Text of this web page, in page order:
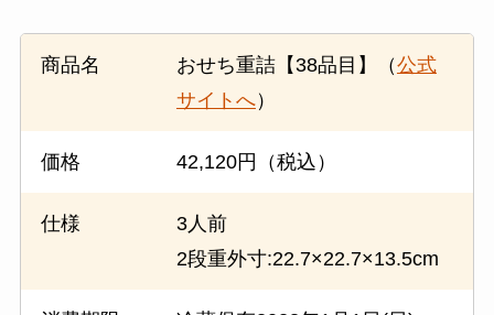
商品名 おせち重詰【38品目】（公式
サイトへ）
価格 42,120円（税込）
仕様
3人前
2段重外寸:22.7×22.7×13.5cm